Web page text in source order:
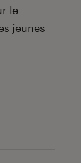
le
jeunes